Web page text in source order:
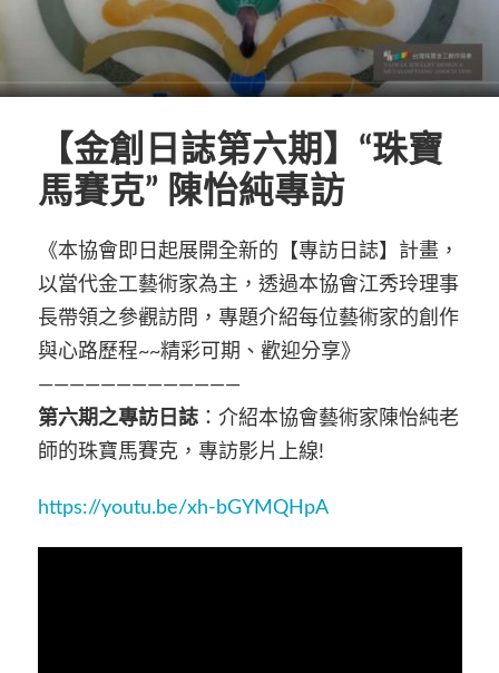
【金創日誌第六期】“珠寶
馬賽克” 陳怡純專訪
《本協會即日起展開全新的【專訪日誌】計畫，
以當代金工藝術家為主，透過本協會江秀玲理事
長帶領之參觀訪問，專題介紹每位藝術家的創作
與心路歷程~~精彩可期、歡迎分享》
—————————————
第六期之專訪日誌：介紹本協會藝術家陳怡純老
師的珠寶馬賽克，專訪影片上線!
https://youtu.be/xh-bGYMQHpA